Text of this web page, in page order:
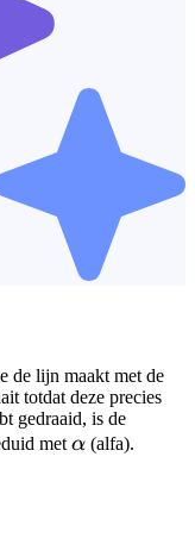
de lijn maakt met de
totdat deze precies
gedraaid, is de
met \alpha
α (alfa).